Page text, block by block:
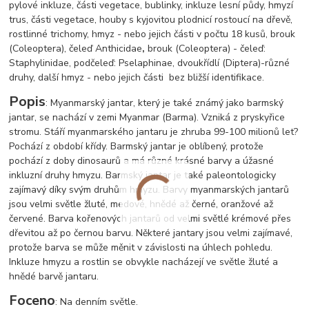
pylové inkluze, části vegetace, bublinky, inkluze lesní půdy, hmyzí
trus, části vegetace, houby s kyjovitou plodnicí rostoucí na dřevě,
rostlinné trichomy, hmyz - nebo jejich části v počtu 18 kusů, brouk
(Coleoptera), čeleď Anthicidae,brouk (Coleoptera) - čeleď:
Staphylinidae, podčeleď: Pselaphinae, dvoukřídlí (Diptera)-různé
druhy, další hmyz - nebo jejich části bez bližší identifikace.
Popis: Myanmarský jantar, který je také známý jako barmský
jantar, se nachází v zemi Myanmar (Barma). Vzniká z pryskyřice
stromu. Stáří myanmarského jantaru je zhruba 99-100 milionů let?
Pochází z období křídy. Barmský jantar je oblíbený, protože
pochází z doby dinosaurů a má různé krásné barvy a úžasné
inkluzní druhy hmyzu. Barmský jantar je také paleontologicky
zajímavý díky svým druhům hmyzu. Barvy myanmarských jantarů
jsou velmi světle žluté, medové, hnědé až černé, oranžové až
červené. Barva kořenových jantarů od velmi světlé krémové přes
dřevitou až po černou barvu. Některé jantary jsou velmi zajímavé,
protože barva se může měnit v závislosti na úhlech pohledu.
Inkluze hmyzu a rostlin se obvykle nacházejí ve světle žluté a
hnědé barvě jantaru.
Foceno: Na denním světle.